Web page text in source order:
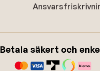
Betala säkert och